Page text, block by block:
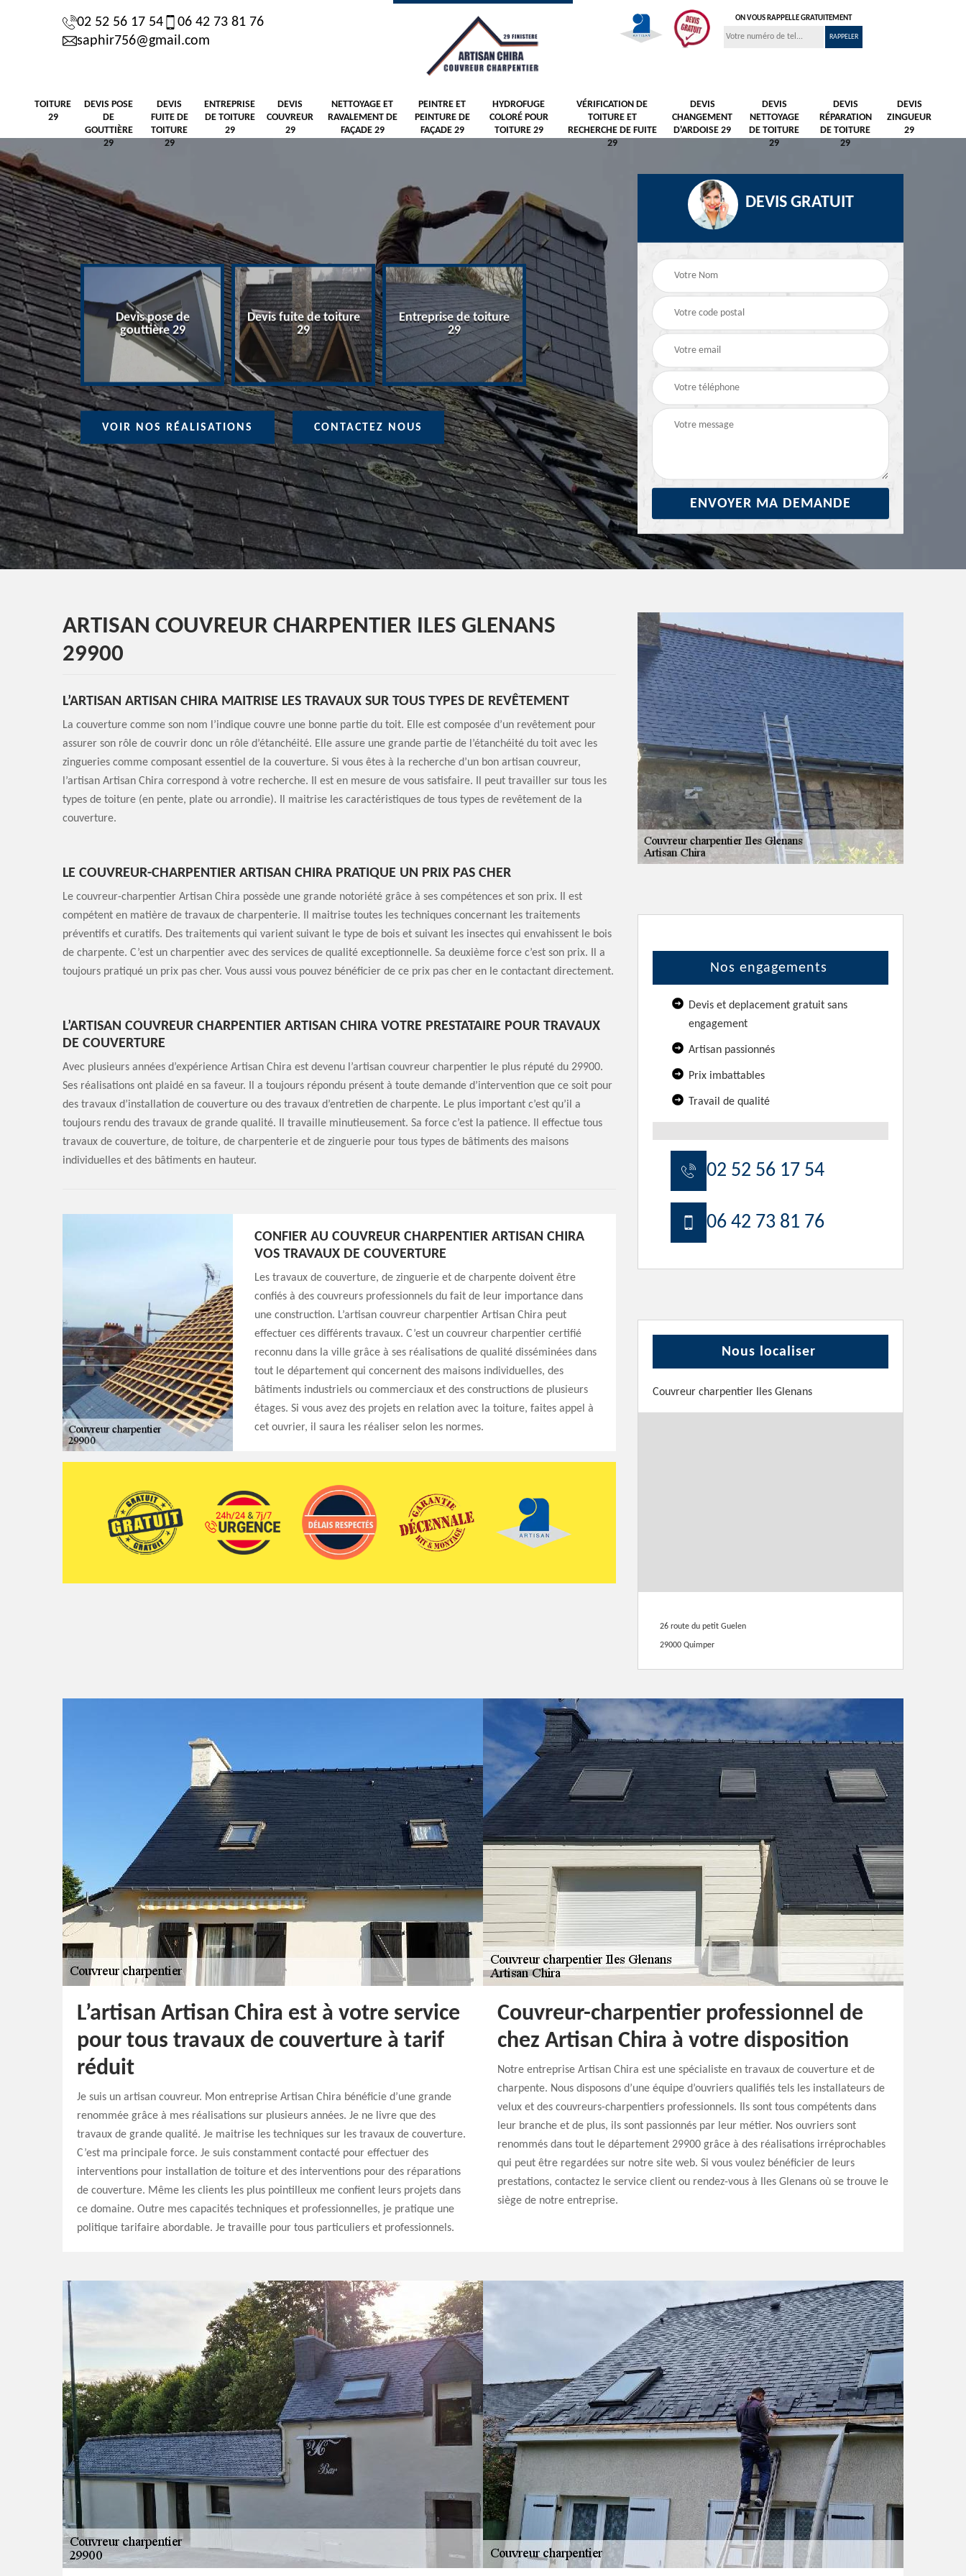
02 52 56 17 54
06 42 73 81 76
saphir756@gmail.com
ON VOUS RAPPELLE GRATUITEMENT
TOITURE
29
DEVIS POSE
DE
GOUTTIÈRE
29
DEVIS
FUITE DE
TOITURE
29
ENTREPRISE
DE TOITURE
29
DEVIS
COUVREUR
29
NETTOYAGE ET
RAVALEMENT DE
FAÇADE 29
PEINTRE ET
PEINTURE DE
FAÇADE 29
HYDROFUGE
COLORÉ POUR
TOITURE 29
VÉRIFICATION DE
TOITURE ET
RECHERCHE DE FUITE
29
DEVIS
CHANGEMENT
D'ARDOISE 29
DEVIS
NETTOYAGE
DE TOITURE
29
DEVIS
RÉPARATION
DE TOITURE
29
DEVIS
ZINGUEUR
29
29
Devis pose de
gouttière 29
Devis fuite de toiture
29
Entreprise de toiture
29
Devis Couvreur 29
Nettoyage et
29
Peintre et peinture de
façade 29
VOIR NOS RÉALISATIONS CONTACTEZ NOUS
DEVIS GRATUIT
ARTISAN COUVREUR CHARPENTIER ILES GLENANS
29900
L’ARTISAN ARTISAN CHIRA MAITRISE LES TRAVAUX SUR TOUS TYPES DE REVÊTEMENT
La couverture comme son nom l’indique couvre une bonne partie du toit. Elle est composée d’un revêtement pour
assurer son rôle de couvrir donc un rôle d’étanchéité. Elle assure une grande partie de l’étanchéité du toit avec les
zingueries comme composant essentiel de la couverture. Si vous êtes à la recherche d’un bon artisan couvreur,
l’artisan Artisan Chira correspond à votre recherche. Il est en mesure de vous satisfaire. Il peut travailler sur tous les
types de toiture (en pente, plate ou arrondie). Il maitrise les caractéristiques de tous types de revêtement de la
couverture.
LE COUVREUR-CHARPENTIER ARTISAN CHIRA PRATIQUE UN PRIX PAS CHER
Le couvreur-charpentier Artisan Chira possède une grande notoriété grâce à ses compétences et son prix. Il est
compétent en matière de travaux de charpenterie. Il maitrise toutes les techniques concernant les traitements
préventifs et curatifs. Des traitements qui varient suivant le type de bois et suivant les insectes qui envahissent le bois
de charpente. C’est un charpentier avec des services de qualité exceptionnelle. Sa deuxième force c’est son prix. Il a
toujours pratiqué un prix pas cher. Vous aussi vous pouvez bénéficier de ce prix pas cher en le contactant directement.
L’ARTISAN COUVREUR CHARPENTIER ARTISAN CHIRA VOTRE PRESTATAIRE POUR TRAVAUX
DE COUVERTURE
Avec plusieurs années d’expérience Artisan Chira est devenu l’artisan couvreur charpentier le plus réputé du 29900.
Ses réalisations ont plaidé en sa faveur. Il a toujours répondu présent à toute demande d’intervention que ce soit pour
des travaux d’installation de couverture ou des travaux d’entretien de charpente. Le plus important c’est qu’il a
toujours rendu des travaux de grande qualité. Il travaille minutieusement. Sa force c’est la patience. Il effectue tous
travaux de couverture, de toiture, de charpenterie et de zinguerie pour tous types de bâtiments des maisons
individuelles et des bâtiments en hauteur.
CONFIER AU COUVREUR CHARPENTIER ARTISAN CHIRA
VOS TRAVAUX DE COUVERTURE
Les travaux de couverture, de zinguerie et de charpente doivent être
confiés à des couvreurs professionnels du fait de leur importance dans
une construction. L’artisan couvreur charpentier Artisan Chira peut
effectuer ces différents travaux. C’est un couvreur charpentier certifié
reconnu dans la ville grâce à ses réalisations de qualité disséminées dans
tout le département qui concernent des maisons individuelles, des
bâtiments industriels ou commerciaux et des constructions de plusieurs
étages. Si vous avez des projets en relation avec la toiture, faites appel à
cet ouvrier, il saura les réaliser selon les normes.
Nos engagements
Devis et deplacement gratuit sans
engagement
Artisan passionnés
Prix imbattables
Travail de qualité
02 52 56 17 54
06 42 73 81 76
Nous localiser
Couvreur charpentier Iles Glenans
26 route du petit Guelen
29000 Quimper
L’artisan Artisan Chira est à votre service
pour tous travaux de couverture à tarif
réduit
Je suis un artisan couvreur. Mon entreprise Artisan Chira bénéficie d’une grande
renommée grâce à mes réalisations sur plusieurs années. Je ne livre que des
travaux de grande qualité. Je maitrise les techniques sur les travaux de couverture.
C’est ma principale force. Je suis constamment contacté pour effectuer des
interventions pour installation de toiture et des interventions pour des réparations
de couverture. Même les clients les plus pointilleux me confient leurs projets dans
ce domaine. Outre mes capacités techniques et professionnelles, je pratique une
politique tarifaire abordable. Je travaille pour tous particuliers et professionnels.
Couvreur-charpentier professionnel de
chez Artisan Chira à votre disposition
Notre entreprise Artisan Chira est une spécialiste en travaux de couverture et de
charpente. Nous disposons d’une équipe d’ouvriers qualifiés tels les installateurs de
velux et des couvreurs-charpentiers professionnels. Ils sont tous compétents dans
leur branche et de plus, ils sont passionnés par leur métier. Nos ouvriers sont
renommés dans tout le département 29900 grâce à des réalisations irréprochables
qui peut être regardées sur notre site web. Si vous voulez bénéficier de leurs
prestations, contactez le service client ou rendez-vous à Iles Glenans où se trouve le
siège de notre entreprise.